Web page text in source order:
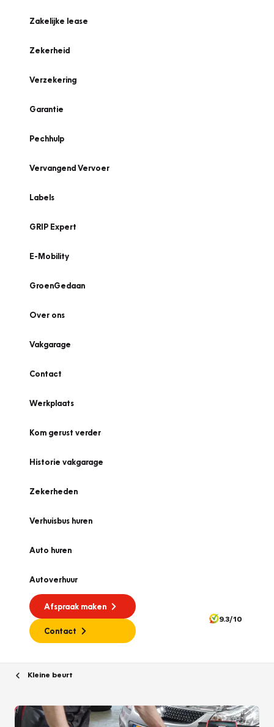
Zakelijke lease
Zekerheid
Verzekering
Garantie
Pechhulp
Vervangend Vervoer
Labels
GRIP Expert
E-Mobility
GroenGedaan
Over ons
Vakgarage
Contact
Werkplaats
Kom gerust verder
Historie vakgarage
Zekerheden
Verhuisbus huren
Auto huren
Autoverhuur
Afspraak maken
Contact
9.3/10
Kleine beurt